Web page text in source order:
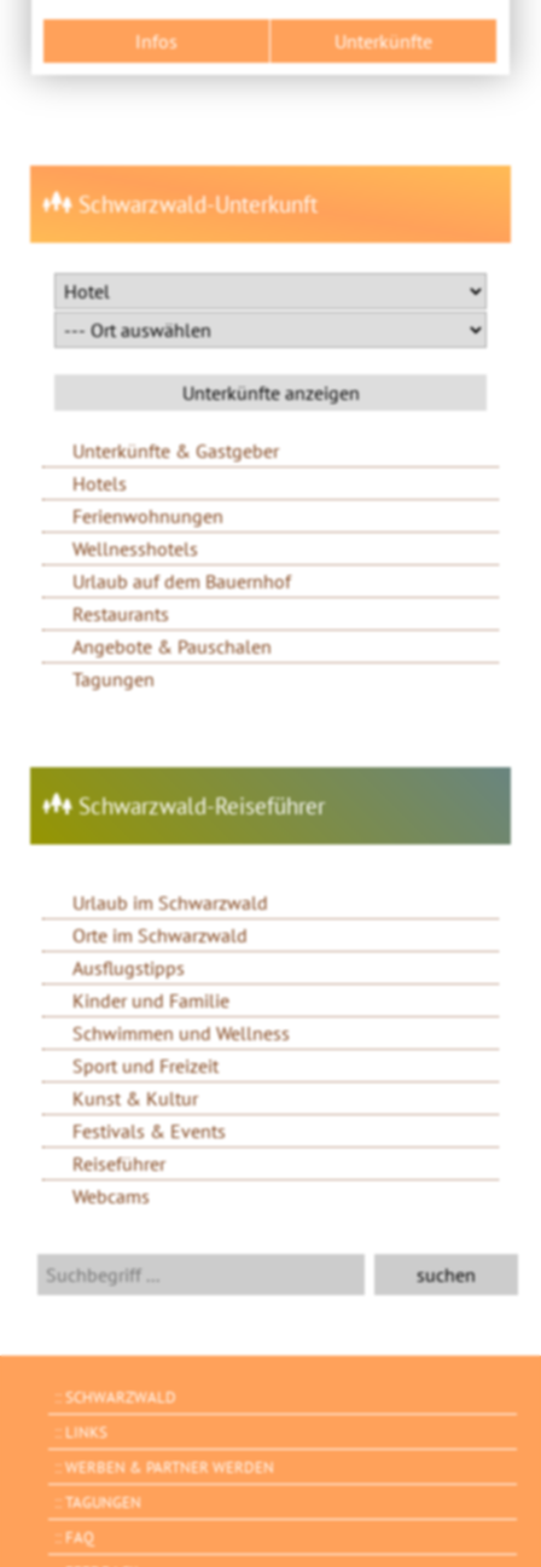
Infos Unterkünfte
Schwarzwald-Unterkunft
Unterkünfte & Gastgeber
Hotels
Ferienwohnungen
Wellnesshotels
Urlaub auf dem Bauernhof
Restaurants
Angebote & Pauschalen
Tagungen
Schwarzwald-Reiseführer
Urlaub im Schwarzwald
Orte im Schwarzwald
Ausflugstipps
Kinder und Familie
Schwimmen und Wellness
Sport und Freizeit
Kunst & Kultur
Festivals & Events
Reiseführer
Webcams
SCHWARZWALD
LINKS
WERBEN & PARTNER WERDEN
TAGUNGEN
FAQ